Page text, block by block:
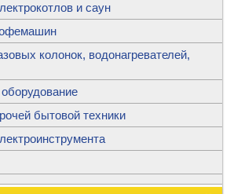
и саун
колонок, водонагревателей,
бытовой техники